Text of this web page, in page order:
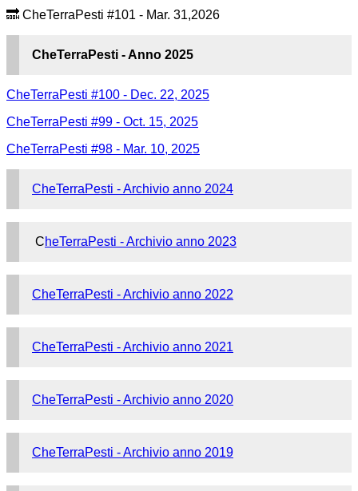
🔜​ CheTerraPesti #101 - Mar. 31,2026
CheTerraPesti - Anno 2025
CheTerraPesti #100 - Dec. 22, 2025
CheTerraPesti #99 - Oct. 15, 2025
CheTerraPesti #98 - Mar. 10, 2025
CheTerraPesti - Archivio anno 2024
CheTerraPesti - Archivio anno 2023
CheTerraPesti - Archivio anno 2022
CheTerraPesti - Archivio anno 2021
CheTerraPesti - Archivio anno 2020
CheTerraPesti - Archivio anno 2019